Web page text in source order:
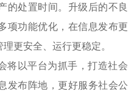
的处置时间。升级后的不良
项功能优化，在信息发布更
更安全、运行更稳定。
将以平台为抓手，打造社会
发布阵地，更好服务社会公